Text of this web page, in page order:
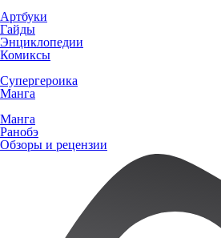
Артбуки
Гайды
Энциклопедии
Комиксы
Супергероика
Манга
Манга
Ранобэ
Обзоры и рецензии